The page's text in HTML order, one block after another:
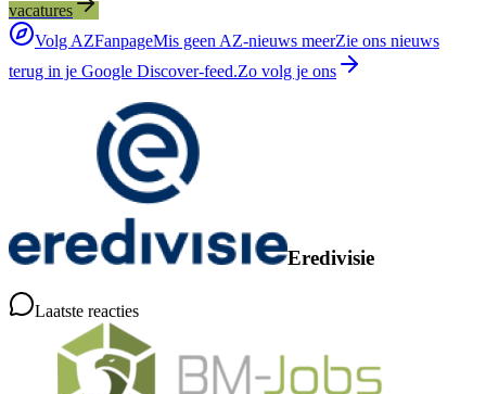
vacatures
Volg AZFanpageMis geen AZ-nieuws meerZie ons nieuws
terug in je Google Discover-feed.Zo volg je ons
Eredivisie
Laatste reacties